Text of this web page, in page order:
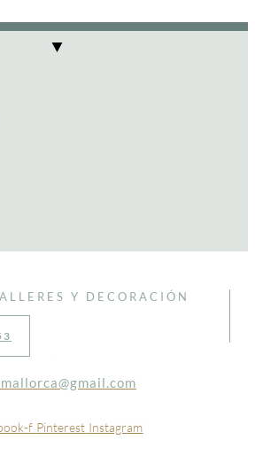
Y DECORACIÓN
f Pinterest Instagram